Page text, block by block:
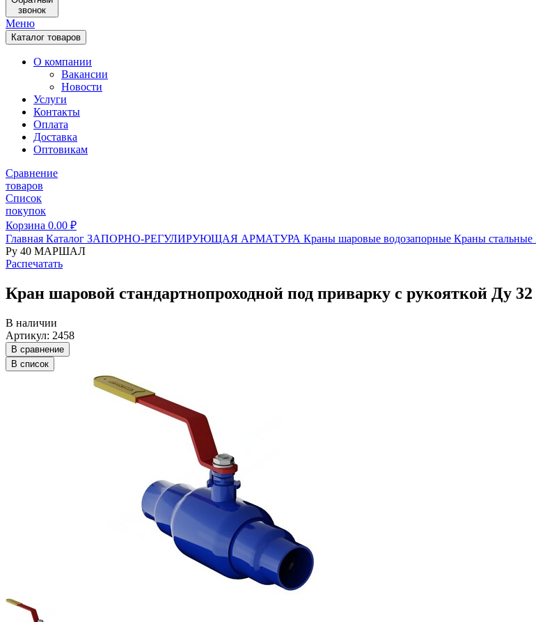
звонок
Меню
Каталог товаров
О компании
Вакансии
Новости
Услуги
Контакты
Оплата
Доставка
Оптовикам
Сравнение
товаров
Список
покупок
Корзина 0.00 ₽
Главная Каталог ЗАПОРНО-РЕГУЛИРУЮЩАЯ АРМАТУРА Краны шаровые водозапорные Краны стальные
Ру 40 МАРШАЛ
Распечатать
Кран шаровой стандартнопроходной под приварку с рукояткой
В наличии
Артикул: 2458
В сравнение
В список